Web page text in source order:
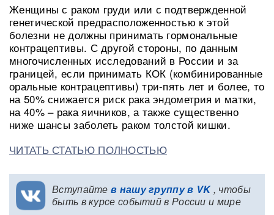
Женщины с раком груди или с подтвержденной
генетической предрасположенностью к этой
болезни не должны принимать гормональные
контрацептивы. С другой стороны, по данным
многочисленных исследований в России и за
границей, если принимать КОК (комбинированные
оральные контрацептивы) три-пять лет и более, то
на 50% снижается риск рака эндометрия и матки,
на 40% – рака яичников, а также существенно
ниже шансы заболеть раком толстой кишки.
ЧИТАТЬ СТАТЬЮ ПОЛНОСТЬЮ
Вступайте в нашу группу в VK, чтобы
быть в курсе событий в России и мире